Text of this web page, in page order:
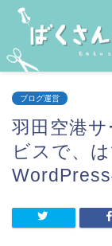
ブログ運営
羽田空港
ビスで、